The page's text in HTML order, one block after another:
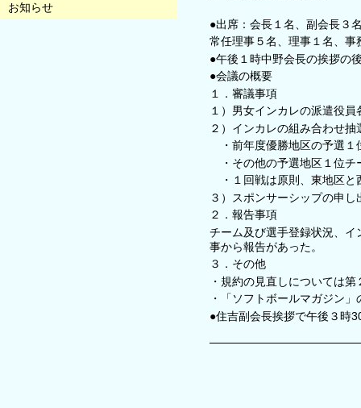
お知らせ
●出席：会長１名、副会長３
常任理事５名、理事１名、事
●午後１時中野会長の挨拶の
●会議の概要
１．審議事項
１）男女インカレの派遣役
２）インカレの組み合わせ
・前年度優勝地区の予選１
・その他の予選地区１位チ
・１回戦は原則、東地区と
３）スポンサーシップの申
２．報告事項
チーム及び選手登録状況、
事から報告があった。
３．その他
・規約の見直しについては
・「ソフトボールマガジン
●住吉副会長挨拶で午後３時